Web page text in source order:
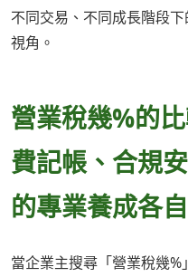
不同交易、不同成長階段
視角。
營業稅幾%的
費記帳、合規
的專業養成各
當企業主搜尋「營業稅幾%